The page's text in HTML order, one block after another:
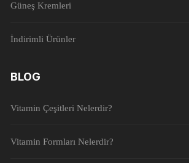
Güneş Kremleri
İndirimli Ürünler
BLOG
Vitamin Çeşitleri Nelerdir?
Vitamin Formları Nelerdir?